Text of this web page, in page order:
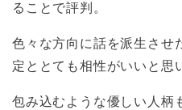
ることで評判。
色々な方向に話を派生させ
定ととても相性がいいと思
包み込むような優しい人柄